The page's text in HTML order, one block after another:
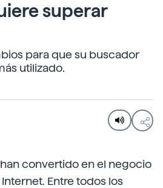
superar
para que su buscador
utilizado.
convertido en el negocio
Entre todos los